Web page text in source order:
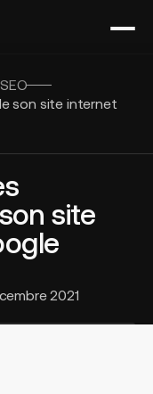
SEO
son site internet
site
2021